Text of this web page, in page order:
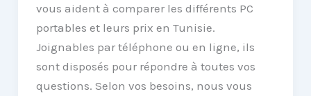
vous aident à comparer les différents PC
portables et leurs prix en Tunisie.
Joignables par téléphone ou en ligne, ils
sont disposés pour répondre à toutes vos
questions. Selon vos besoins, nous vous